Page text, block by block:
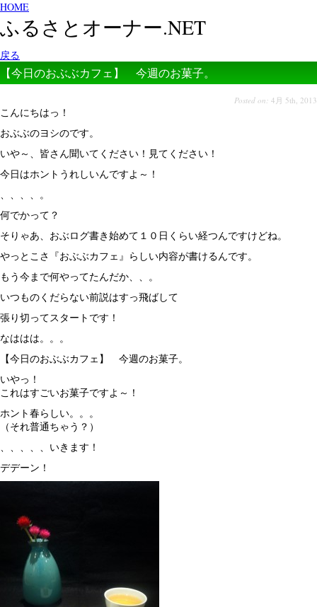
HOME
ふるさとオーナー.NET
戻る
【今日のおぶぶカフェ】 今週のお菓子。
Posted on: 4月 5th, 2013
こんにちはっ！
おぶぶのヨシのです。
いや～、皆さん聞いてください！見てください！
今日はホントうれしいんですよ～！
、、、、。
何でかって？
そりゃあ、おぶログ書き始めて１０日くらい経つんですけどね。
やっとこさ『おぶぶカフェ』らしい内容が書けるんです。
もう今まで何やってたんだか、、。
いつものくだらない前説はすっ飛ばして
張り切ってスタートです！
なははは。。。
【今日のおぶぶカフェ】 今週のお菓子。
いやっ！
これはすごいお菓子ですよ～！
ホント春らしい。。。
（それ普通ちゃう？）
、、、、、いきます！
デデーン！